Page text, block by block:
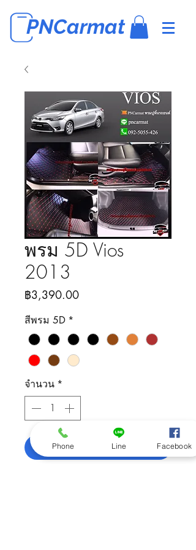
PNCarmat
พรม 5D Vios
2013
฿3,390.00ราคา
สีพรม 5D *
จำนวน *
เพิ่มลงในรถเข็น
Phone Line Facebook